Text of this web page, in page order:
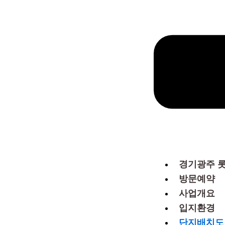
경기광주
방문예약
사업개요
입지환경
단지배치도